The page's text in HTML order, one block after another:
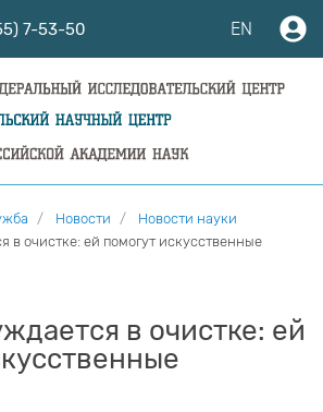
7-53-50 EN
Новости
Новости науки
в очистке: ей помогут искусственные
в очистке: ей